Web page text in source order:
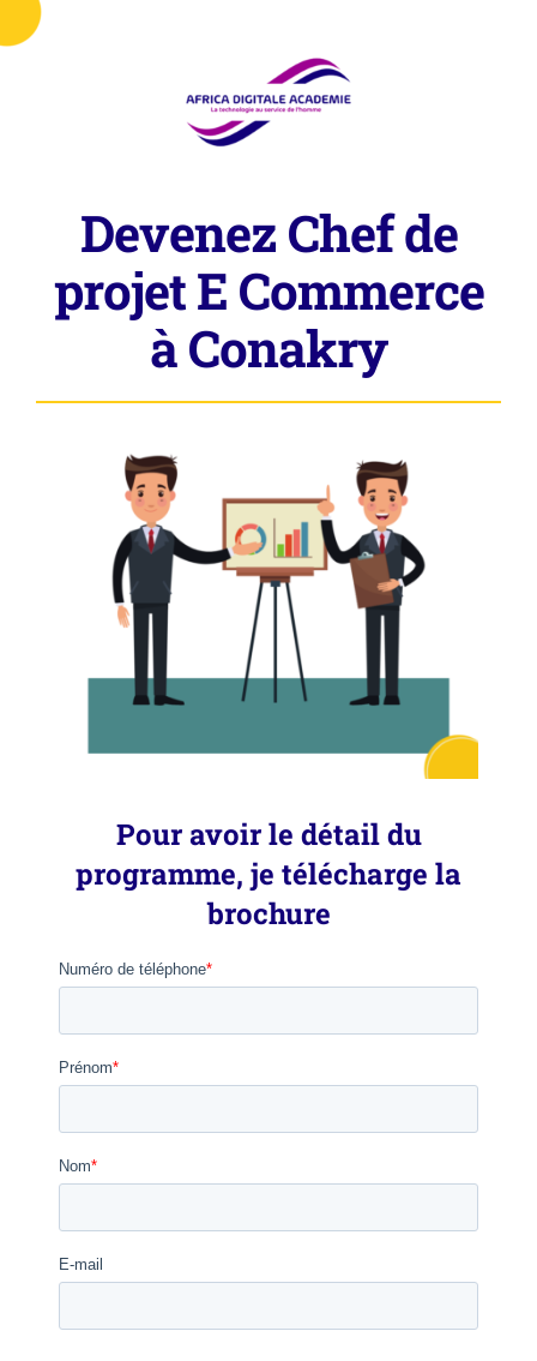
Passer
Devenez Chef de
projet E Commerce
à Conakry
Pour avoir le détail du
programme, je télécharge la
brochure